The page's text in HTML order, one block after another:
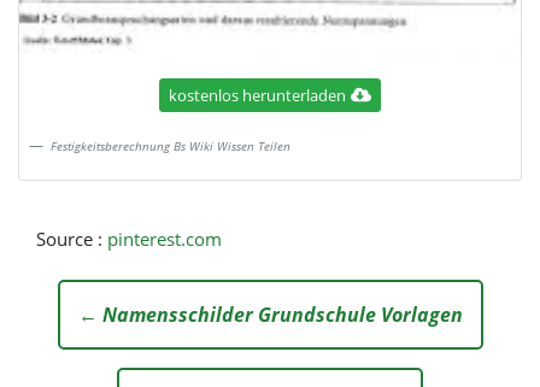
kostenlos herunterladen
Festigkeitsberechnung Bs Wiki Wissen Teilen
Source : pinterest.com
← Namensschilder Grundschule Vorlagen